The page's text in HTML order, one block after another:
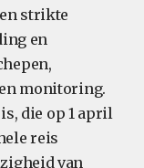
strikte
en
monitoring.
die op 1 april
reis
van